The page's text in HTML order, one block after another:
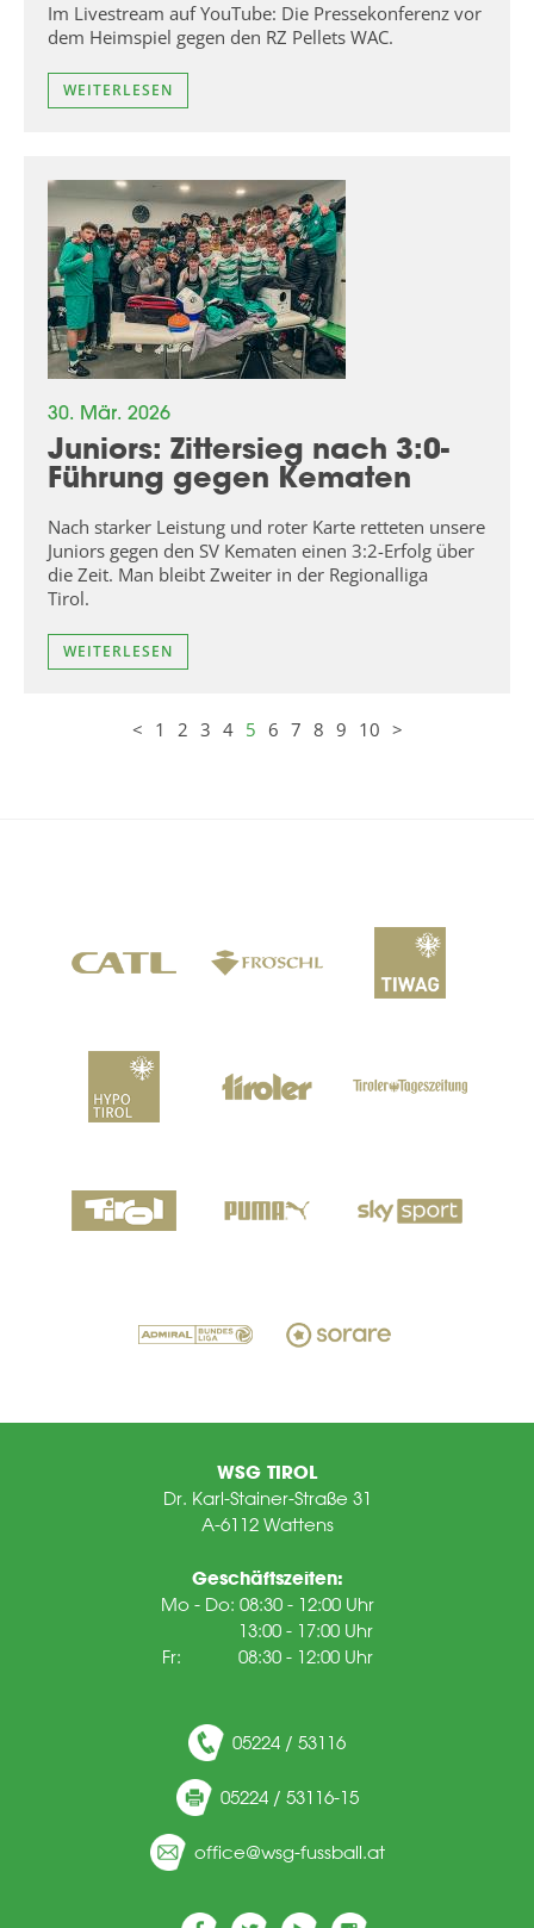
Im Livestream auf YouTube: Die Pressekonferenz vor
dem Heimspiel gegen den RZ Pellets WAC.
WEITERLESEN
30. Mär. 2026
Juniors: Zittersieg nach 3:0-
Führung gegen Kematen
Nach starker Leistung und roter Karte retteten unsere
Juniors gegen den SV Kematen einen 3:2-Erfolg über
die Zeit. Man bleibt Zweiter in der Regionalliga
Tirol.
WEITERLESEN
< 1 2 3 4 5 6 7 8 9 10 >
WSG TIROL
Dr. Karl-Stainer-Straße 31
A-6112 Wattens
Geschäftszeiten:
Mo - Do: 08:30 - 12:00 Uhr
13:00 - 17:00 Uhr
Fr: 08:30 - 12:00 Uhr
05224 / 53116
05224 / 53116-15
ffc wsg-f ssb ll t